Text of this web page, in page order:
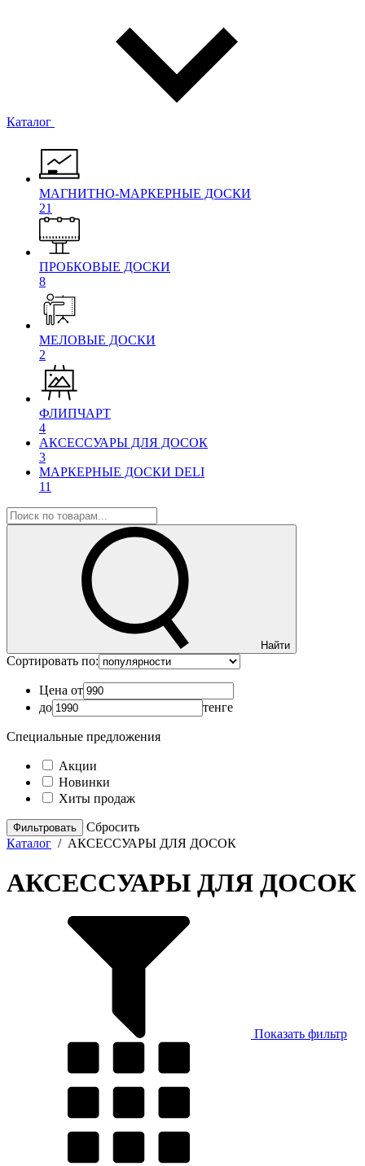
Каталог
МАГНИТНО-МАРКЕРНЫЕ ДОСКИ
21
ПРОБКОВЫЕ ДОСКИ
8
МЕЛОВЫЕ ДОСКИ
2
ФЛИПЧАРТ
4
АКСЕССУАРЫ ДЛЯ ДОСОК
3
МАРКЕРНЫЕ ДОСКИ DELI
11
Найти
Сортировать по:
Цена от
до
тенге
Специальные предложения
Акции
Новинки
Хиты продаж
Cбросить
Каталог / АКСЕССУАРЫ ДЛЯ ДОСОК
АКСЕССУАРЫ ДЛЯ ДОСОК
Показать фильтр